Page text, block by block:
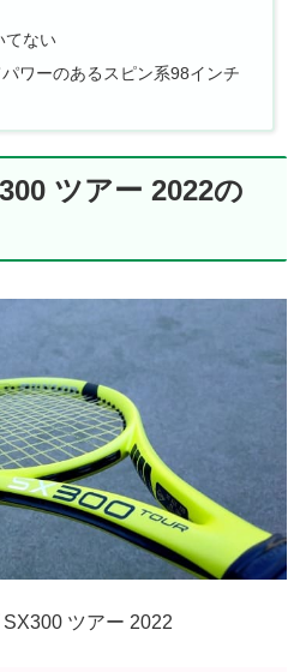
てない
ワーのあるスピン系98インチ
ツアー 2022の
ツアー 2022